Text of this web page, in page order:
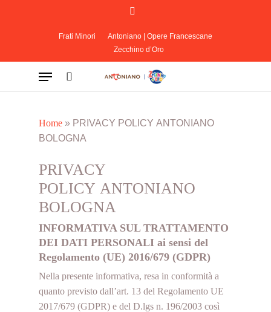
Frati Minori
Antoniano | Opere Francescane
Zecchino d’Oro
Menu
Home » PRIVACY POLICY ANTONIANO
BOLOGNA
PRIVACY
POLICY ANTONIANO
BOLOGNA
INFORMATIVA SUL TRATTAMENTO
DEI DATI PERSONALI ai sensi del
Regolamento (UE) 2016/679 (GDPR)
Nella presente informativa, resa in conformità a
quanto previsto dall’art. 13 del Regolamento UE
2017/679 (GDPR) e del D.lgs n. 196/2003 così